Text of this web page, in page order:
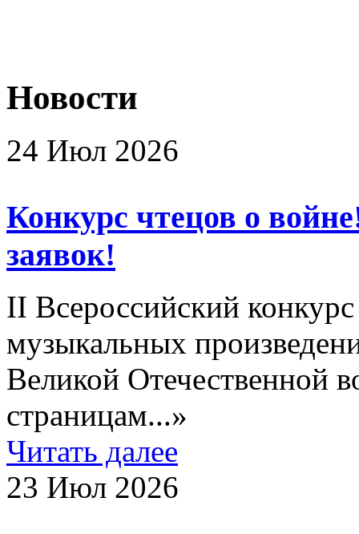
Новости
24 Июл 2026
Конкурс чтецов о
заявок!
II Всероссийский
музыкальных
Великой Отечественной
страницам...»
Читать далее
23 Июл 2026